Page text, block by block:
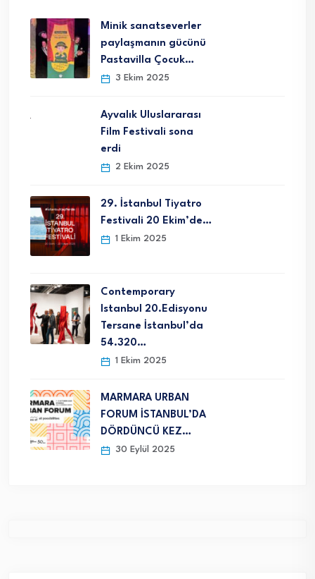
Minik sanatseverler
paylaşmanın gücünü
Pastavilla Çocuk…
3 Ekim 2025
Ayvalık Uluslararası
Film Festivali sona
erdi
2 Ekim 2025
29. İstanbul Tiyatro
Festivali 20 Ekim’de…
1 Ekim 2025
Contemporary
Istanbul 20.Edisyonu
Tersane İstanbul’da
54.320…
1 Ekim 2025
MARMARA URBAN
FORUM İSTANBUL’DA
DÖRDÜNCÜ KEZ…
30 Eylül 2025